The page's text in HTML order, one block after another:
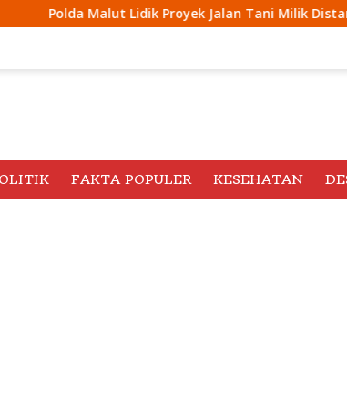
Proyek Jalan Tani Milik Distan Maluku Utara di
FAKTA POPULER KESEHATAN